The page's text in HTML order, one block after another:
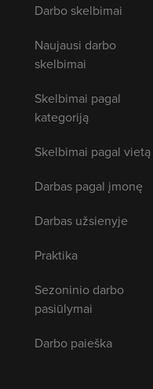
Darbo skelbimai
Naujausi darbo
skelbimai
Skelbimai pagal
kategoriją
Skelbimai pagal vietą
Darbas pagal įmonę
Darbas užsienyje
Praktika
Sezoninio darbo
pasiūlymai
Darbo paieška